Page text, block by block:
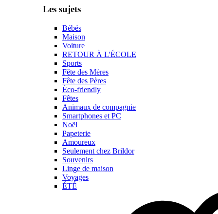
Les sujets
Bébés
Maison
Voiture
RETOUR À L'ÉCOLE
Sports
Fête des Mères
Fête des Pères
Éco-friendly
Fêtes
Animaux de compagnie
Smartphones et PC
Noël
Papeterie
Amoureux
Seulement chez Brildor
Souvenirs
Linge de maison
Voyages
ÉTÉ